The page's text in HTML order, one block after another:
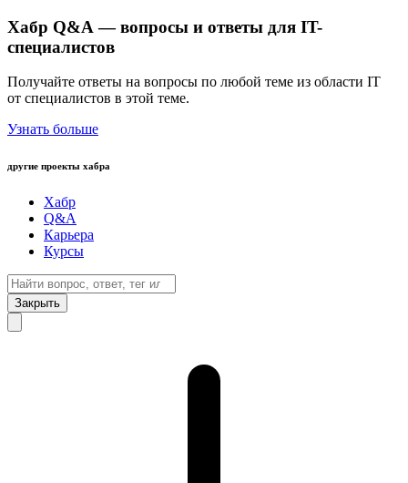
Хабр Q&A — вопросы и ответы для IT-
специалистов
Получайте ответы на вопросы по любой теме из области IT
от специалистов в этой теме.
Узнать больше
другие проекты хабра
Хабр
Q&A
Карьера
Курсы
Закрыть